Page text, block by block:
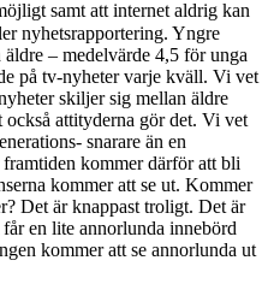
samt att internet aldrig kan
nyhetsrapportering. Yngre
– medelvärde 4,5 för unga
på tv-nyheter varje kväll. Vi vet
skiljer sig mellan äldre
också attityderna gör det. Vi vet
snarare än en
kommer därför att bli
kommer att se ut. Kommer
Det är knappast troligt. Det är
får en lite annorlunda innebörd
kommer att se annorlunda ut